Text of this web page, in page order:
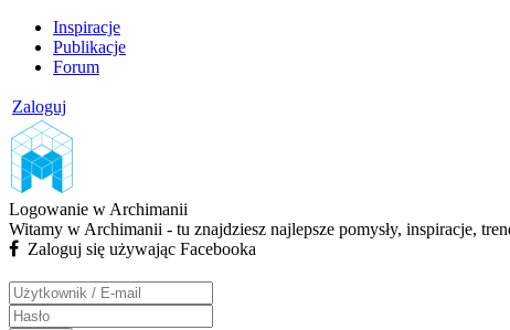
Inspiracje
Publikacje
Forum
Zaloguj
Logowanie w Archimanii
Witamy w Archimanii - tu znajdziesz najlepsze pomysły, inspiracje,
Zaloguj się używając Facebooka